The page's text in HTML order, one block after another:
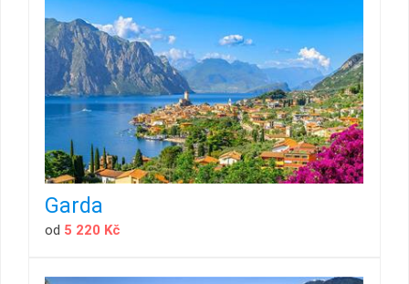
Garda
od 5 220 Kč